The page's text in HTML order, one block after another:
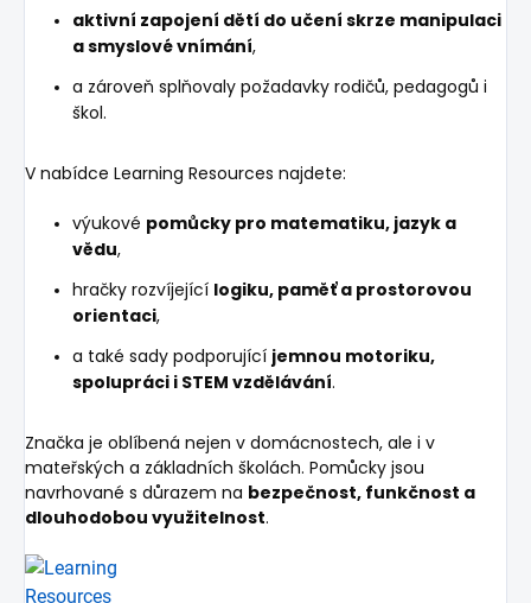
aktivní zapojení dětí do učení skrze manipulaci
a smyslové vnímání,
a zároveň splňovaly požadavky rodičů, pedagogů i
škol.
V nabídce Learning Resources najdete:
výukové pomůcky pro matematiku, jazyk a
vědu,
hračky rozvíjející logiku, paměť a prostorovou
orientaci,
a také sady podporující jemnou motoriku,
spolupráci i STEM vzdělávání.
Značka je oblíbená nejen v domácnostech, ale i v
mateřských a základních školách. Pomůcky jsou
navrhované s důrazem na bezpečnost, funkčnost a
dlouhodobou využitelnost.